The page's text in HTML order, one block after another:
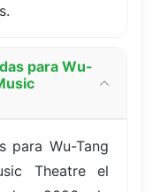
para Wu-
para Wu-Tang
Theatre el